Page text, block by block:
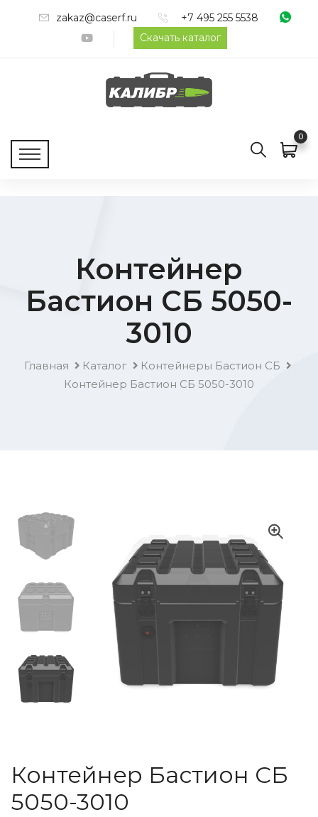
zakaz@caserf.ru
+7 495 255 5538
Скачать каталог
0
Контейнер
Бастион СБ 5050-
3010
Главная Каталог
Контейнеры Бастион СБ
Контейнер Бастион СБ 5050-3010
Контейнер Бастион СБ
5050-3010